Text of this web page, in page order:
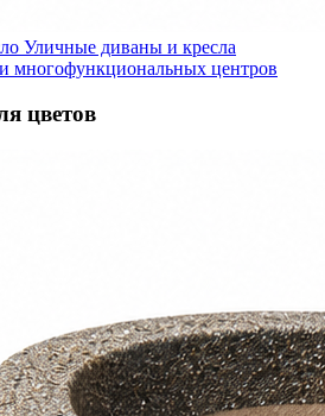
Уличные диваны и кресла
многофункциональных центров
цветов